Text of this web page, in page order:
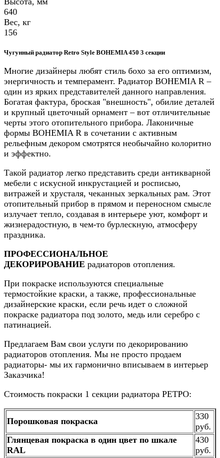
640
Вес, кг
156
Чугунный радиатор Retro Style BOHEMIA 450 3 секции
Многие дизайнеры любят стиль бохо за его оптимизм,
энергичность и темперамент. Радиатор BOHEMIA R –
один из ярких представителей данного направления.
Богатая фактура, броская "внешность", обилие деталей
и крупный цветочный орнамент – вот отличительные
черты этого отопительного прибора. Лаконичные
формы BOHEMIA R в сочетании с активным
рельефным декором смотрятся необычайно колоритно
и эффектно.
Такой радиатор легко представить среди антикварной
мебели с искусной инкрустацией и росписью,
витражей и хрусталя, чеканных зеркальных рам. Этот
отопительный прибор в прямом и переносном смысле
излучает тепло, создавая в интерьере уют, комфорт и
жизнерадостную, в чем-то бурлескную, атмосферу
праздника.
ПРОФЕССИОНАЛЬНОЕ
ДЕКОРИРОВАНИЕ радиаторов отопления.
При покраске используются специальные
термостойкие краски, а также, профессиональные
дизайнерские краски, если речь идет о сложной
покраске радиатора под золото, медь или серебро с
патинацией.
Предлагаем Вам свои услуги по декорированию
радиаторов отопления. Мы не просто продаем
радиаторы- мы их гармонично вписываем в интерьер
Заказчика!
Стоимость покраски 1 секции радиатора РЕТРО:
Порошковая покраска
330
руб.
Глянцевая покраска в один цвет по шкале
RAL
430
руб.